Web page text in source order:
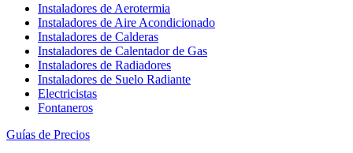
Instaladores de Aerotermia
Instaladores de Aire Acondicionado
Instaladores de Calderas
Instaladores de Calentador de Gas
Instaladores de Radiadores
Instaladores de Suelo Radiante
Electricistas
Fontaneros
Guías de Precios